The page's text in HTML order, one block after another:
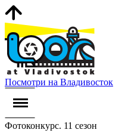
Посмотри на Владивосток
Фотоконкурс. 11 сезон